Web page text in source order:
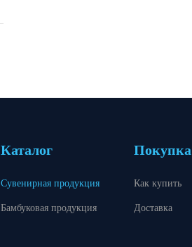
Каталог
Сувенирная продукция
Бамбуковая продукция
Покупка
Как купить
Доставка